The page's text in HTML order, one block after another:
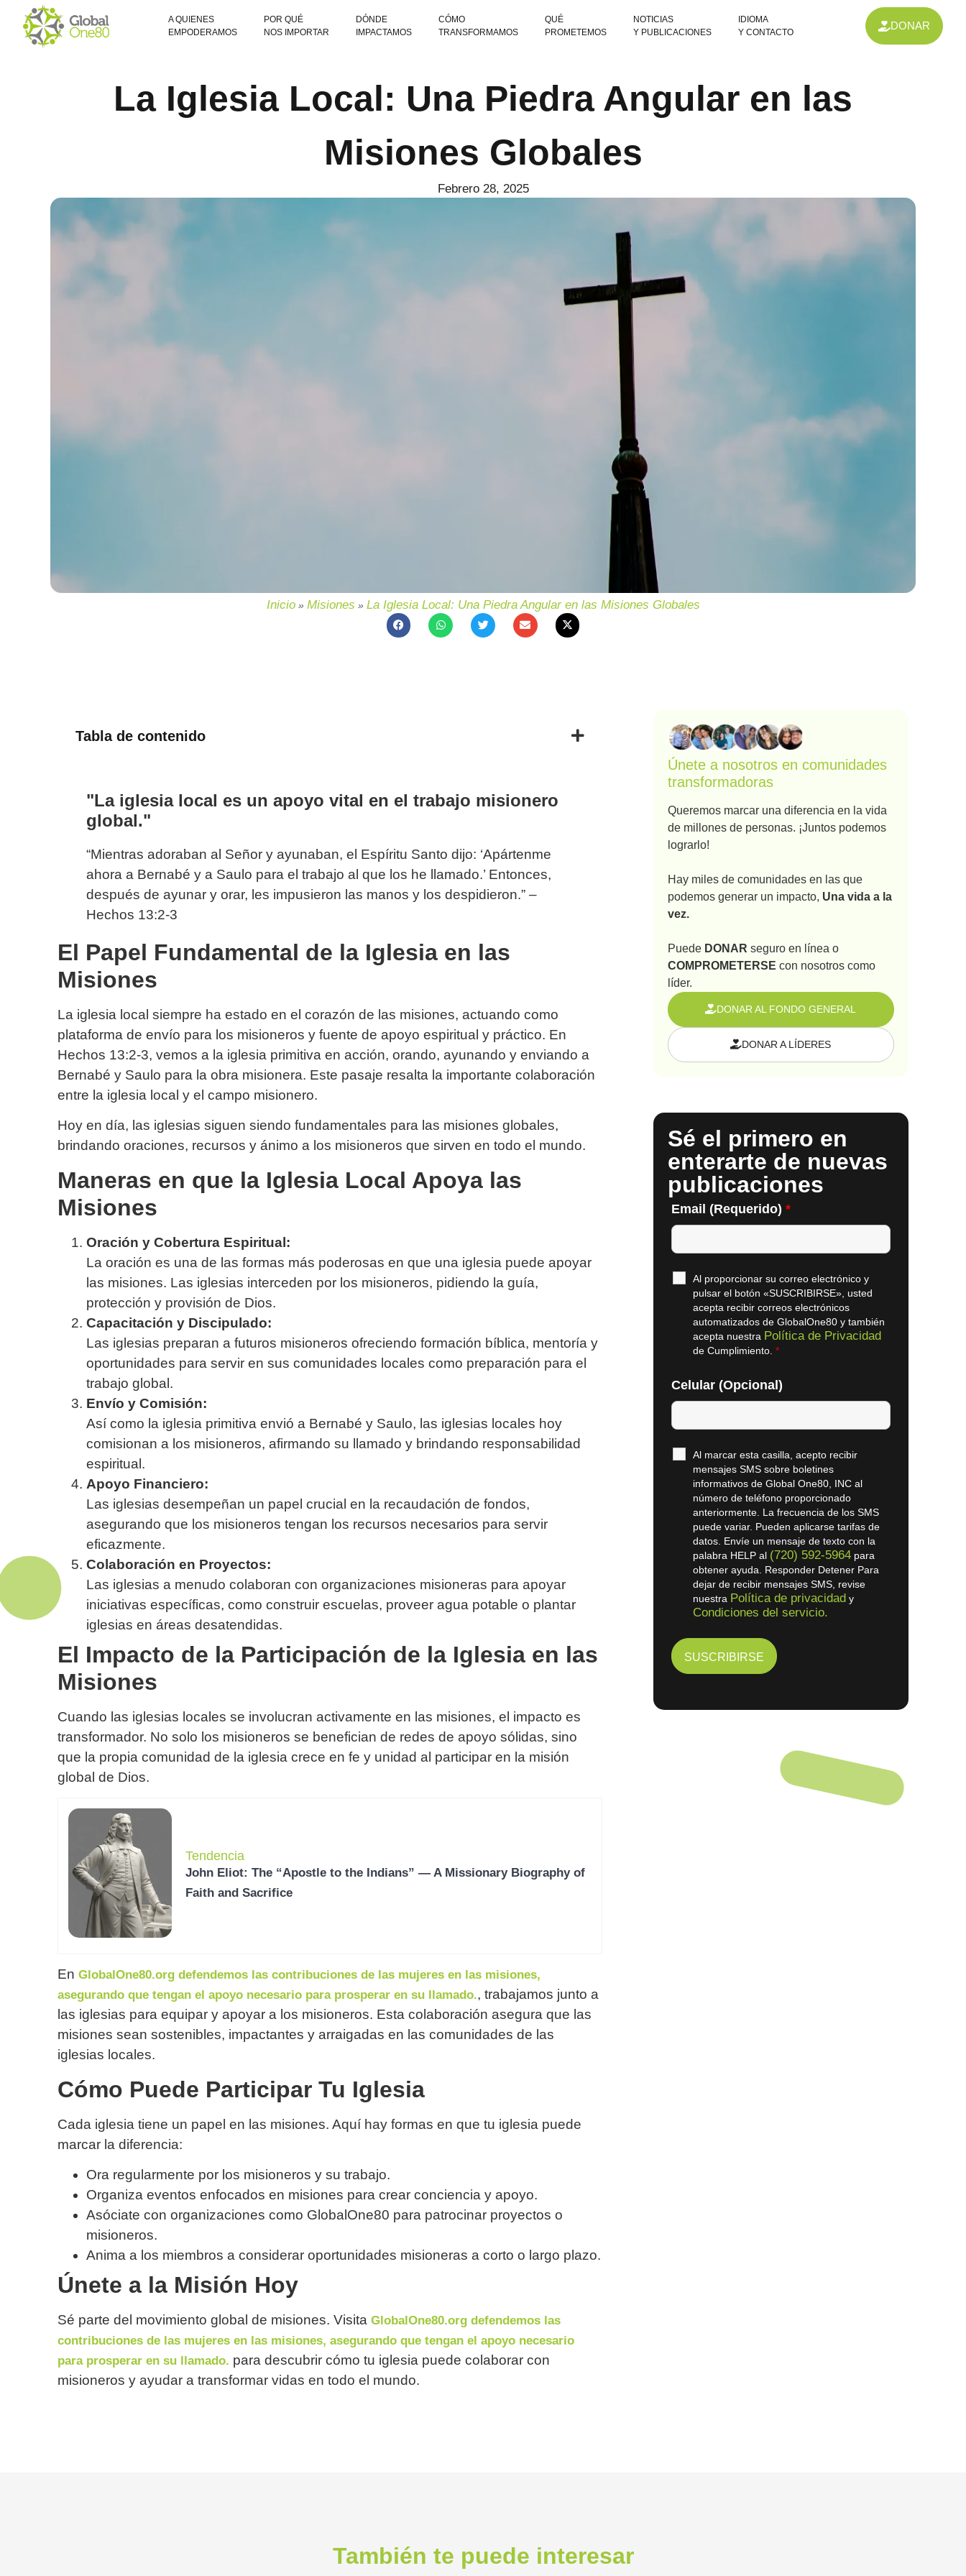
A QUIENES
EMPODERAMOS
POR QUÉ
NOS IMPORTAR
DÓNDE
IMPACTAMOS
CÓMO
TRANSFORMAMOS
QUÉ
PROMETEMOS
NOTICIAS
Y PUBLICACIONES
IDIOMA
Y CONTACTO
DONAR
La Iglesia Local: Una Piedra Angular en las
Misiones Globales
Febrero 28, 2025
Inicio » Misiones » La Iglesia Local: Una Piedra Angular en las Misiones Globales
Tabla de contenido
"La iglesia local es un apoyo vital en el trabajo misionero
global."
“Mientras adoraban al Señor y ayunaban, el Espíritu Santo dijo: ‘Apártenme
ahora a Bernabé y a Saulo para el trabajo al que los he llamado.’ Entonces,
después de ayunar y orar, les impusieron las manos y los despidieron.” –
Hechos 13:2-3
El Papel Fundamental de la Iglesia en las
Misiones
La iglesia local siempre ha estado en el corazón de las misiones, actuando como
plataforma de envío para los misioneros y fuente de apoyo espiritual y práctico. En
Hechos 13:2-3, vemos a la iglesia primitiva en acción, orando, ayunando y enviando a
Bernabé y Saulo para la obra misionera. Este pasaje resalta la importante colaboración
entre la iglesia local y el campo misionero.
Hoy en día, las iglesias siguen siendo fundamentales para las misiones globales,
brindando oraciones, recursos y ánimo a los misioneros que sirven en todo el mundo.
Maneras en que la Iglesia Local Apoya las
Misiones
Oración y Cobertura Espiritual:
La oración es una de las formas más poderosas en que una iglesia puede apoyar
las misiones. Las iglesias interceden por los misioneros, pidiendo la guía,
protección y provisión de Dios.
Capacitación y Discipulado:
Las iglesias preparan a futuros misioneros ofreciendo formación bíblica, mentoría y
oportunidades para servir en sus comunidades locales como preparación para el
trabajo global.
Envío y Comisión:
Así como la iglesia primitiva envió a Bernabé y Saulo, las iglesias locales hoy
comisionan a los misioneros, afirmando su llamado y brindando responsabilidad
espiritual.
Apoyo Financiero:
Las iglesias desempeñan un papel crucial en la recaudación de fondos,
asegurando que los misioneros tengan los recursos necesarios para servir
eficazmente.
Colaboración en Proyectos:
Las iglesias a menudo colaboran con organizaciones misioneras para apoyar
iniciativas específicas, como construir escuelas, proveer agua potable o plantar
iglesias en áreas desatendidas.
El Impacto de la Participación de la Iglesia en las
Misiones
Cuando las iglesias locales se involucran activamente en las misiones, el impacto es
transformador. No solo los misioneros se benefician de redes de apoyo sólidas, sino
que la propia comunidad de la iglesia crece en fe y unidad al participar en la misión
global de Dios.
Tendencia
John Eliot: The “Apostle to the Indians” — A Missionary Biography of
Faith and Sacrifice
En GlobalOne80.org defendemos las contribuciones de las mujeres en las misiones,
asegurando que tengan el apoyo necesario para prosperar en su llamado., trabajamos junto a
las iglesias para equipar y apoyar a los misioneros. Esta colaboración asegura que las
misiones sean sostenibles, impactantes y arraigadas en las comunidades de las
iglesias locales.
Cómo Puede Participar Tu Iglesia
Cada iglesia tiene un papel en las misiones. Aquí hay formas en que tu iglesia puede
marcar la diferencia:
Ora regularmente por los misioneros y su trabajo.
Organiza eventos enfocados en misiones para crear conciencia y apoyo.
Asóciate con organizaciones como GlobalOne80 para patrocinar proyectos o
misioneros.
Anima a los miembros a considerar oportunidades misioneras a corto o largo plazo.
Únete a la Misión Hoy
Sé parte del movimiento global de misiones. Visita GlobalOne80.org defendemos las
contribuciones de las mujeres en las misiones, asegurando que tengan el apoyo necesario
para prosperar en su llamado. para descubrir cómo tu iglesia puede colaborar con
misioneros y ayudar a transformar vidas en todo el mundo.
Únete a nosotros en comunidades
transformadoras
Queremos marcar una diferencia en la vida
de millones de personas. ¡Juntos podemos
lograrlo!
Hay miles de comunidades en las que
podemos generar un impacto, Una vida a la
vez.
Puede DONAR seguro en línea o
COMPROMETERSE con nosotros como
líder.
DONAR AL FONDO GENERAL
DONAR A LÍDERES
Sé el primero en
enterarte de nuevas
publicaciones
Email (Requerido) *
Al proporcionar su correo electrónico y
pulsar el botón «SUSCRIBIRSE», usted
acepta recibir correos electrónicos
automatizados de GlobalOne80 y también
acepta nuestra Política de Privacidad
de Cumplimiento. *
Celular (Opcional)
Al marcar esta casilla, acepto recibir
mensajes SMS sobre boletines
informativos de Global One80, INC al
número de teléfono proporcionado
anteriormente. La frecuencia de los SMS
puede variar. Pueden aplicarse tarifas de
datos. Envíe un mensaje de texto con la
palabra HELP al (720) 592-5964para
obtener ayuda. Responder Detener Para
dejar de recibir mensajes SMS, revise
nuestra Política de privacidad y
Condiciones del servicio.
También te puede interesar